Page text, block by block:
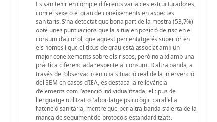
Es van tenir en compte diferents variables estructuradores,
com el sexe o el grau de coneixements en aspectes
sanitaris. S’ha detectat que bona part de la mostra (53,7%)
obté unes puntuacions que la situa en posició de risc en el
consum d’alcohol, que aquest percentatge és superior en
els homes i que el tipus de grau està associat amb un
major coneixements sobre els riscos, però no així amb una
pràctica diferenciada respecte al consum. D’altra banda, a
través de l’observació en una situació real de la intervenció
del SEM en casos d’IEA, es destaca la rellevància
d’elements com l’atenció individualitzada, el tipus de
llenguatge utilitzat o l’abordatge psicològic paral·lel a
l’atenció sanitària, mentre que per altra banda s’alerta de la
manca de seguiment de protocols estandarditzats.